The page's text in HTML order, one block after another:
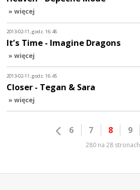
» więcej
2013-02-11, godz. 16:48
It’s Time - Imagine Dragons
» więcej
2013-02-11, godz. 16:45
Closer - Tegan & Sara
» więcej
6 7 8 9
280 na 28 stronach